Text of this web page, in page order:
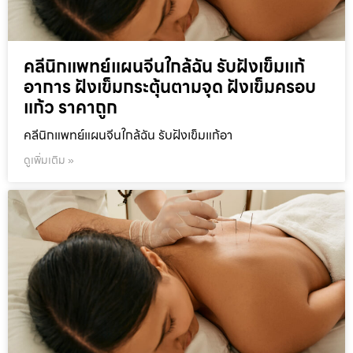
คลีนิกแพทย์แผนจีนใกล้ฉัน รับฝังเข็มแก้
อาการ ฝังเข็มกระตุ้นตามจุด ฝังเข็มครอบ
แก้ว ราคาถูก
คลีนิกแพทย์แผนจีนใกล้ฉัน รับฝังเข็มแก้อา
ดูเพิ่มเติม »